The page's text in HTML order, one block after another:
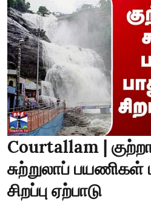
Courtallam |
சுற்றுலாப் பயணிகள்
சிறப்பு ஏற்பாடு